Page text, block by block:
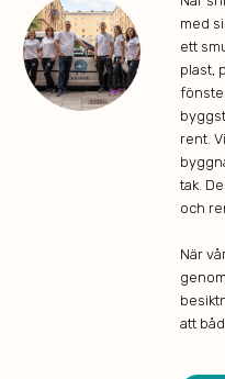
med
ett
plast,
rent.
tak.
och
När
att